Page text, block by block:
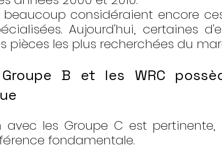
considéraient encore
Aujourd'hui, certaines
pièces les plus recherchées du
B et les WRC
avec les Groupe C est pertinente,
fondamentale.